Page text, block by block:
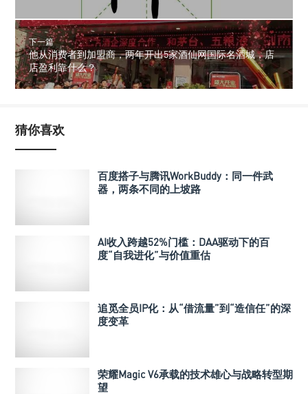
下一篇
他从消费者到加盟商，两年开出5家酒仙网国际名酒城，店
店盈利靠什么？
猜你喜欢
百度搭子与腾讯WorkBuddy：同一件武
器，两条不同的上坡路
AI收入跨越52%门槛：DAA驱动下的百
度“自我进化”与价值重估
追觅全员IP化：从“借流量”到“造信任”的深
度变革
荣耀Magic V6承载的技术雄心与战略转型期
望